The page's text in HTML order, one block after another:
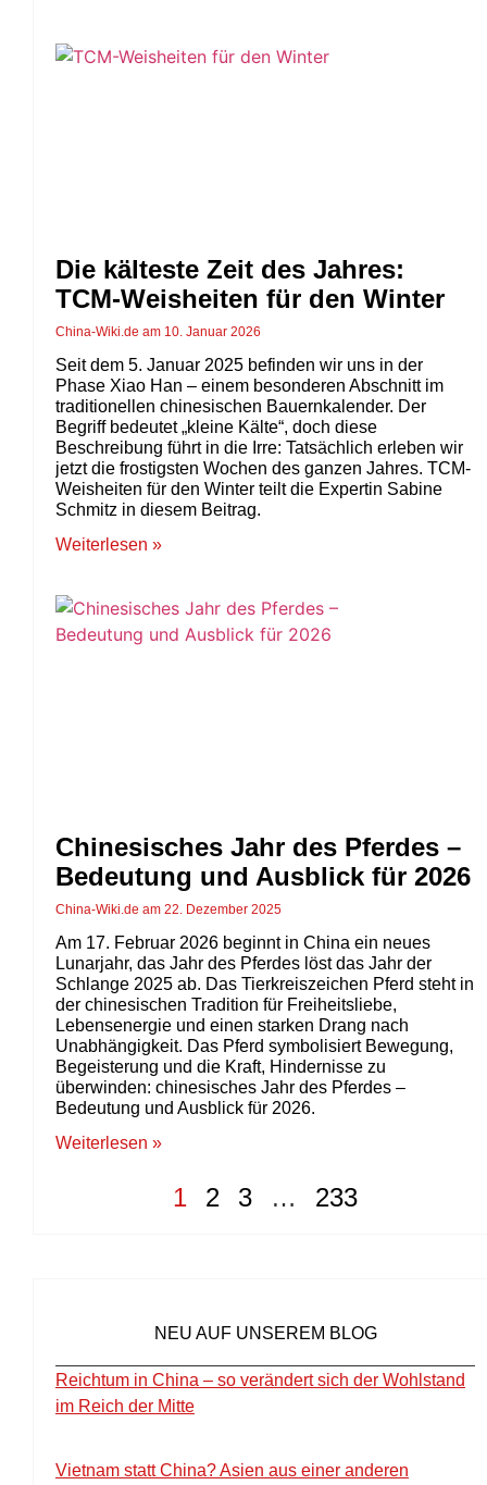
Die kälteste Zeit des Jahres:
TCM-Weisheiten für den Winter
China-Wiki.de 10. Januar 2026
Seit dem 5. Januar 2025 befinden wir uns in der
Phase Xiao Han – einem besonderen Abschnitt im
traditionellen chinesischen Bauernkalender. Der
Begriff bedeutet „kleine Kälte“, doch diese
Beschreibung führt in die Irre: Tatsächlich erleben wir
jetzt die frostigsten Wochen des ganzen Jahres. TCM-
Weisheiten für den Winter teilt die Expertin Sabine
Schmitz in diesem Beitrag.
Weiterlesen »
Chinesisches Jahr des Pferdes –
Bedeutung und Ausblick für 2026
China-Wiki.de 22. Dezember 2025
Am 17. Februar 2026 beginnt in China ein neues
Lunarjahr, das Jahr des Pferdes löst das Jahr der
Schlange 2025 ab. Das Tierkreiszeichen Pferd steht in
der chinesischen Tradition für Freiheitsliebe,
Lebensenergie und einen starken Drang nach
Unabhängigkeit. Das Pferd symbolisiert Bewegung,
Begeisterung und die Kraft, Hindernisse zu
überwinden: chinesisches Jahr des Pferdes –
Bedeutung und Ausblick für 2026.
Weiterlesen »
1 2 3 … 233
NEU AUF UNSEREM BLOG
Reichtum in China – so verändert sich der Wohlstand
im Reich der Mitte
Vietnam statt China? Asien aus einer anderen